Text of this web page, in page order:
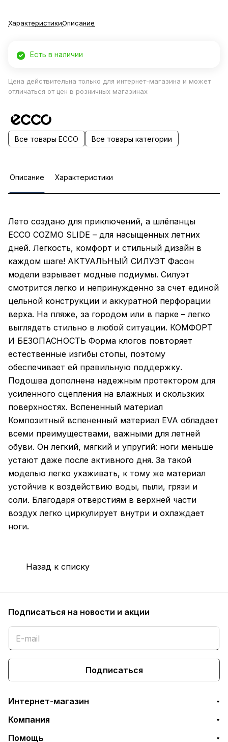
ХарактеристикиОписание
Есть в наличии
Цена действительна только для интернет-магазина и может
отличаться от цен в розничных магазинах
Все товары ECCO Все товары категории
Описание Характеристики
Лето создано для приключений, а шлёпанцы
ECCO COZMO SLIDE – для насыщенных летних
дней. Легкость, комфорт и стильный дизайн в
каждом шаге! АКТУАЛЬНЫЙ СИЛУЭТ Фасон
модели взрывает модные подиумы. Силуэт
смотрится легко и непринужденно за счет единой
цельной конструкции и аккуратной перфорации
верха. На пляже, за городом или в парке – легко
выглядеть стильно в любой ситуации. КОМФОРТ
И БЕЗОПАСНОСТЬ Форма клогов повторяет
естественные изгибы стопы, поэтому
обеспечивает ей правильную поддержку.
Подошва дополнена надежным протектором для
усиленного сцепления на влажных и скользких
поверхностях. Вспененный материал
Композитный вспененный материал EVA обладает
всеми преимуществами, важными для летней
обуви. Он легкий, мягкий и упругий: ноги меньше
устают даже после активного дня. За такой
моделью легко ухаживать, к тому же материал
устойчив к воздействию воды, пыли, грязи и
соли. Благодаря отверстиям в верхней части
воздух легко циркулирует внутри и охлаждает
ноги.
Назад к списку
Подписаться на новости и акции
Подписаться
Интернет-магазин
Компания
Помощь